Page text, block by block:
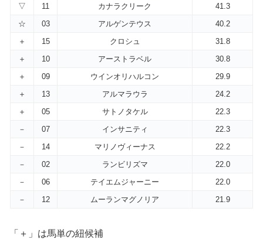
▽
11 カナラクリーク
41.3
☆
03 アルゲンテウス
40.2
＋
15 クロシュ
31.8
＋
10 アーストラベル
30.8
＋
09 ウインオリハルコン
29.9
＋
13 アルマラウラ
24.2
＋
05 サトノタケル
22.3
－
07 インサニティ
22.3
－
14 マリノヴィーナス
22.2
－
02 ランビリズマ
22.0
－
06 テイエムジャーニー
22.0
－
12 ムーランマグノリア 21.9
「＋」は馬単の紐候補